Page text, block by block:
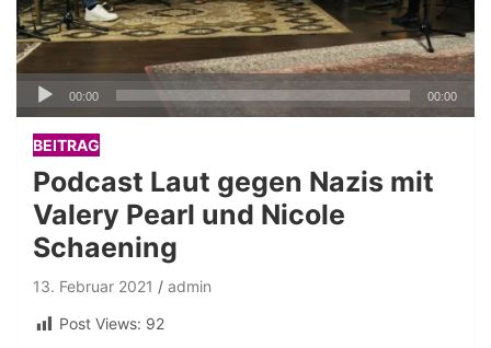
Audio-
Player
00:00 00:00
BEITRAG
Podcast Laut gegen Nazis mit
Valery Pearl und Nicole
Schaening
13. Februar 2021
admin
Post Views: 92